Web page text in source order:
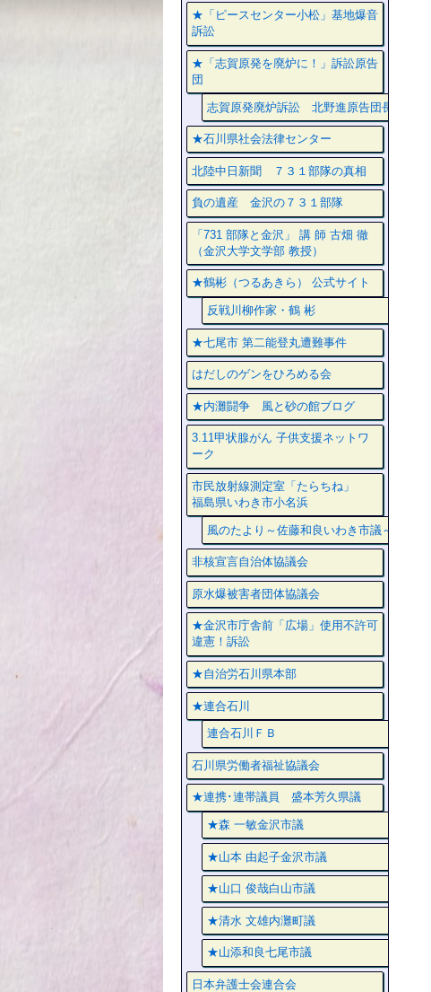
★「ピースセンター小松」基地爆音
訴訟
★「志賀原発を廃炉に！」訴訟原告
団
志賀原発廃炉訴訟 北野進原告団長
★石川県社会法律センター
北陸中日新聞 ７３１部隊の真相
負の遺産 金沢の７３１部隊
「731 部隊と金沢」 講 師 古畑 徹
（金沢大学文学部 教授）
★鶴彬（つるあきら） 公式サイト
反戦川柳作家・鶴 彬
★七尾市 第二能登丸遭難事件
はだしのゲンをひろめる会
★内灘闘争 風と砂の館ブログ
3.11甲状腺がん 子供支援ネットワ
ーク
市民放射線測定室「たらちね」
福島県いわき市小名浜
風のたより～佐藤和良いわき市議～
非核宣言自治体協議会
原水爆被害者団体協議会
★金沢市庁舎前「広場」使用不許可
違憲！訴訟
★自治労石川県本部
★連合石川
連合石川ＦＢ
石川県労働者福祉協議会
★連携･連帯議員 盛本芳久県議
★森 一敏金沢市議
★山本 由起子金沢市議
★山口 俊哉白山市議
★清水 文雄内灘町議
★山添和良七尾市議
日本弁護士会連合会